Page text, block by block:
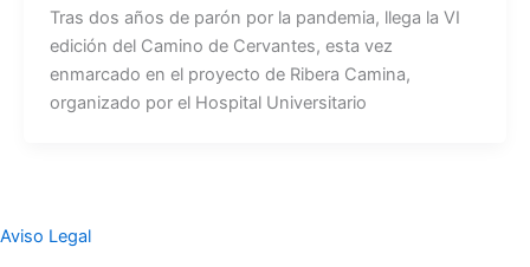
Tras dos años de parón por la pandemia, llega la VI
edición del Camino de Cervantes, esta vez
enmarcado en el proyecto de Ribera Camina,
organizado por el Hospital Universitario
Aviso Legal